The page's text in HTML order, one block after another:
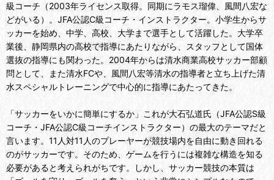
級コーチ（2003年ライセンス取得。同期にラモス瑠偉、風間八宏な
どがいる）。JFA公認C級コーチ・インストラクター。小学生からサ
ッカーを始め、中学、高校、大学まで選手として活躍した。大学卒
業後、静岡県内の高校で指導にあたりながら、スタッフとして国体
選抜の指導にも関わった。2004年からは清水商業高校サッカー部顧
問として、また清水FCや、風間八宏等清水の指導者と立ち上げた清
水スペシャルトレーニングで中心的に指導にあたってきた。
「サッカーをいかに簡単にするか」これが大石弘道氏（JFA公認S級
コーチ・JFA公認C級コーチインストラクター）の最大のテーマだと
言います。11人対11人のプレーヤーが競技場内を自由に動き回れる
のがサッカーです。そのため、ゲームを行うには複雑な構造を知る
必要があると考えられがちです。しかし、サッカー競技の本質は